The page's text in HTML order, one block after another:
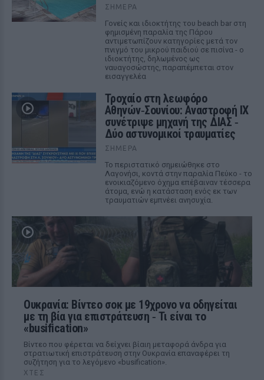
ΣΉΜΕΡΑ
Γονείς και ιδιοκτήτης του beach bar στη
φημισμένη παραλία της Πάρου
αντιμετωπίζουν κατηγορίες μετά τον
πνιγμό του μικρού παιδιού σε πισίνα - ο
ιδιοκτήτης, δηλωμένος ως
ναυαγοσώστης, παραπέμπεται στον
εισαγγελέα
Τροχαίο στη λεωφόρο
Αθηνών‑Σουνίου: Αναστροφή ΙΧ
συνέτριψε μηχανή της ΔΙΑΣ ‑
Δύο αστυνομικοί τραυματίες
ΣΉΜΕΡΑ
Το περιστατικό σημειώθηκε στο
Λαγονήσι, κοντά στην παραλία Πεύκο - το
ενοικιαζόμενο όχημα επέβαιναν τέσσερα
άτομα, ενώ η κατάσταση ενός εκ των
τραυματιών εμπνέει ανησυχία.
Ουκρανία: Βίντεο σοκ με 19χρονο να οδηγείται
με τη βία για επιστράτευση ‑ Τι είναι το
«busification»
Βίντεο που φέρεται να δείχνει βίαιη μεταφορά άνδρα για
στρατιωτική επιστράτευση στην Ουκρανία επαναφέρει τη
συζήτηση για το λεγόμενο «busification».
ΧΤΕΣ